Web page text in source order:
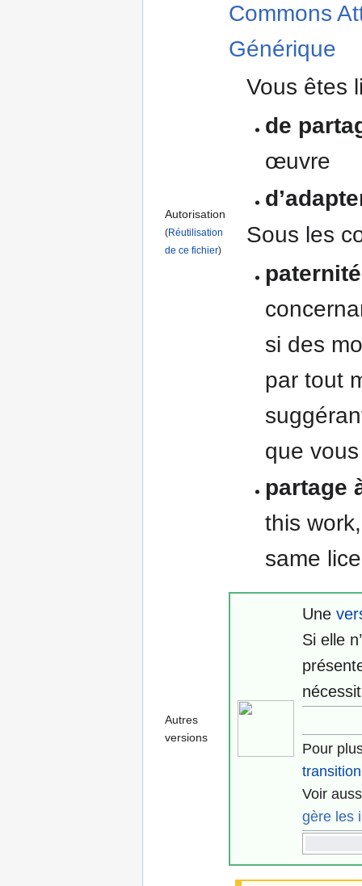
Autorisation
(Réutilisation
de ce fichier)
Commons
Générique
Vous êtes
de
œuvre
Sous les
paternité
si des
par tout
que
partage
this
same
Autres
versions
Une
Si elle
Pour
Voir
gère les